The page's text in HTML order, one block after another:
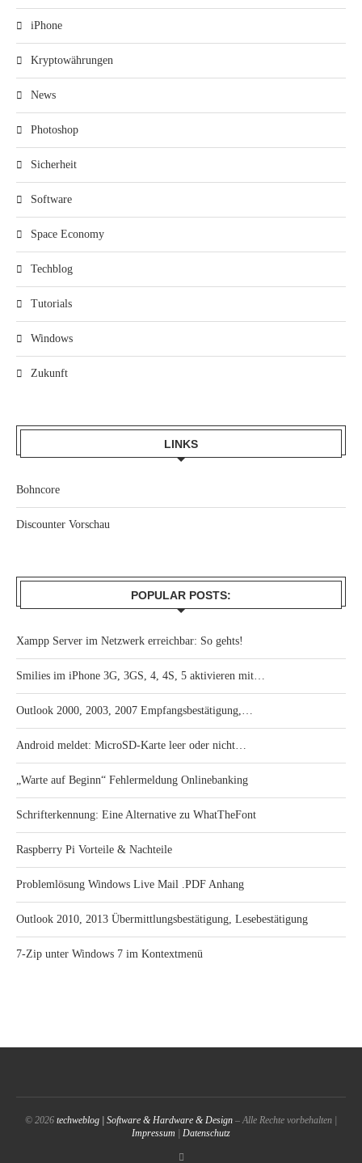
iPhone
Kryptowährungen
News
Photoshop
Sicherheit
Software
Space Economy
Techblog
Tutorials
Windows
Zukunft
LINKS
Bohncore
Discounter Vorschau
POPULAR POSTS:
Xampp Server im Netzwerk erreichbar: So gehts!
Smilies im iPhone 3G, 3GS, 4, 4S, 5 aktivieren mit…
Outlook 2000, 2003, 2007 Empfangsbestätigung,…
Android meldet: MicroSD-Karte leer oder nicht…
„Warte auf Beginn“ Fehlermeldung Onlinebanking
Schrifterkennung: Eine Alternative zu WhatTheFont
Raspberry Pi Vorteile & Nachteile
Problemlösung Windows Live Mail .PDF Anhang
Outlook 2010, 2013 Übermittlungsbestätigung, Lesebestätigung
7-Zip unter Windows 7 im Kontextmenü
© 2026 techweblog | Software & Hardware & Design – Alle Rechte vorbehalten |
Impressum
Datenschutz